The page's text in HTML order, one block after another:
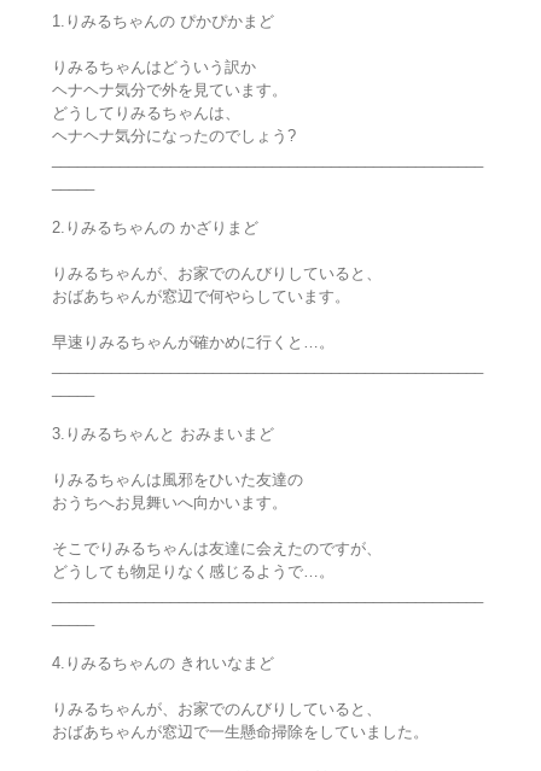
1.りみるちゃんの ぴかぴかまど
りみるちゃんはどういう訳か
ヘナヘナ気分で外を見ています。
どうしてりみるちゃんは、
ヘナヘナ気分になったのでしょう?
2.りみるちゃんの かざりまど
りみるちゃんが、お家でのんびりしていると、
おばあちゃんが窓辺で何やらしています。
早速りみるちゃんが確かめに行くと…。
3.りみるちゃんと おみまいまど
りみるちゃんは風邪をひいた友達の
おうちへお見舞いへ向かいます。
そこでりみるちゃんは友達に会えたのですが、
どうしても物足りなく感じるようで…。
4.りみるちゃんの きれいなまど
りみるちゃんが、お家でのんびりしていると、
おばあちゃんが窓辺で一生懸命掃除をしていました。